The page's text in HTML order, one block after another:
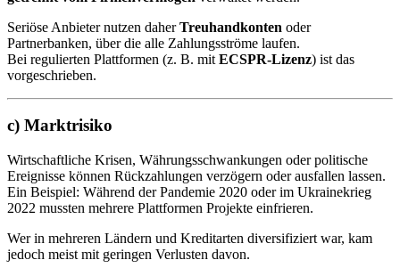
Seriöse Anbieter nutzen daherTreuhandkonten oder
Partnerbanken, über die alle Zahlungsströme laufen.
Bei regulierten Plattformen (z. B. mit ECSPR-Lizenz) ist das
vorgeschrieben.
c) Marktrisiko
Wirtschaftliche Krisen, Währungsschwankungen oder politische
Ereignisse können Rückzahlungen verzögern oder ausfallen lassen.
Ein Beispiel: Während der Pandemie 2020 oder im Ukrainekrieg
2022 mussten mehrere Plattformen Projekte einfrieren.
Wer in mehreren Ländern und Kreditarten diversifiziert war, kam
jedoch meist mit geringen Verlusten davon.